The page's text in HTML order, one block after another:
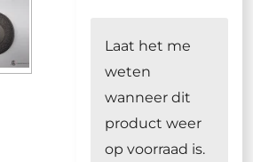
Laat het me
weten
wanneer dit
product weer
op voorraad is.